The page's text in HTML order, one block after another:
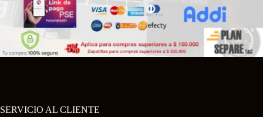
SERVICIO AL CLIENTE